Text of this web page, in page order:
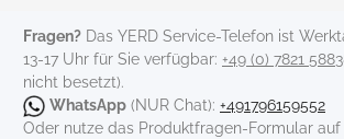
Fragen? Das YERD Service-Telefon ist
13-17 Uhr für Sie verfügbar: +49 (0) 7821
nicht besetzt).
WhatsApp (NUR Chat): +491796159552
Oder nutze das Produktfragen-Formular